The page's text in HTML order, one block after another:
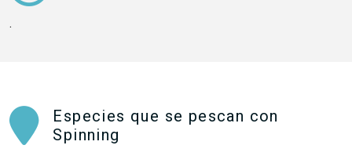
.
Especies que se pescan con
Spinning